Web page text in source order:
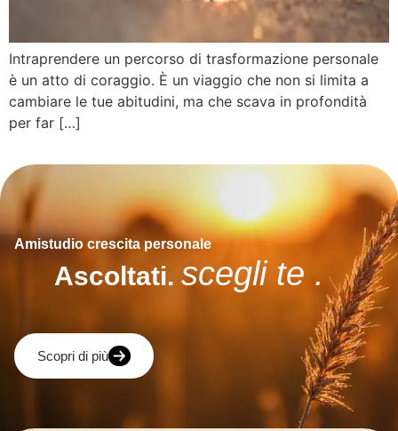
Intraprendere un percorso di trasformazione personale
è un atto di coraggio. È un viaggio che non si limita a
cambiare le tue abitudini, ma che scava in profondità
per far […]
Amistudio crescita personale
Ascoltati. scegli te .
Scopri di più